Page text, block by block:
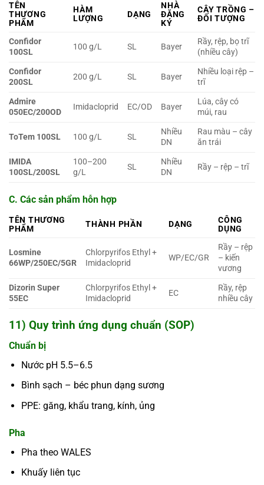
TÊN
THƯƠNG
PHẨM
HÀM
LƯỢNG
DẠNG
NHÀ
ĐĂNG
KÝ
CÂY TRỒNG –
ĐỐI TƯỢNG
Confidor
100SL
100 g/L SL Bayer
Rầy, rệp, bọ trĩ
(nhiều cây)
Confidor
200SL
200 g/L SL Bayer
Nhiều loại rệp –
trĩ
Admire
050EC/200OD
Imidacloprid EC/OD Bayer
Lúa, cây có
múi, rau
ToTem 100SL 100 g/L SL
Nhiều
DN
Rau màu – cây
ăn trái
IMIDA
100SL/200SL
100–200
g/L
SL
Nhiều
DN
Rầy – rệp – trĩ
C. Các sản phẩm hỗn hợp
TÊN THƯƠNG
PHẨM
THÀNH PHẦN DẠNG
CÔNG
DỤNG
Losmine
66WP/250EC/5GR
Chlorpyrifos Ethyl +
Imidacloprid
WP/EC/GR
Rầy – rệp
– kiến
vương
Dizorin Super
55EC
Chlorpyrifos Ethyl +
Imidacloprid
EC
Rầy, rệp
nhiều cây
11) Quy trình ứng dụng chuẩn (SOP)
Chuẩn bị
Nước pH 5.5–6.5
Bình sạch – béc phun dạng sương
PPE: găng, khẩu trang, kính, ủng
Pha
Pha theo WALES
Khuấy liên tục